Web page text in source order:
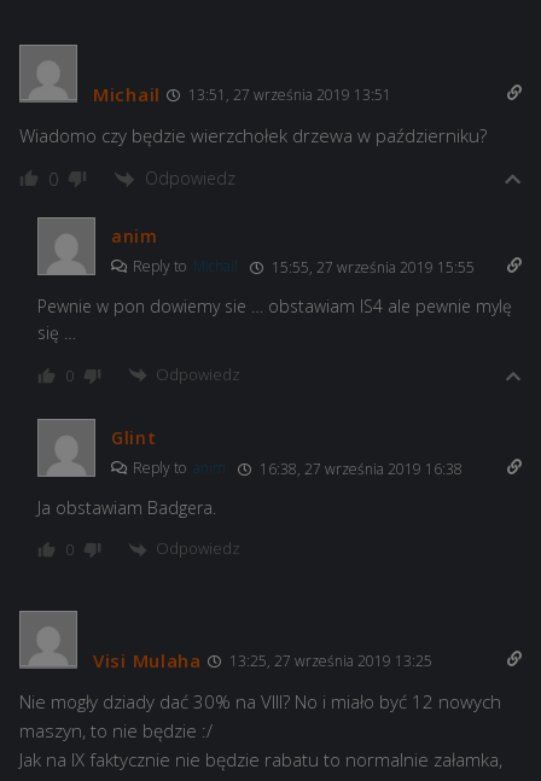
Michail 13:51, 27 września 2019 13:51
Wiadomo czy będzie wierzchołek drzewa w październiku?
0 Odpowiedz
anim
Reply to Michail 15:55, 27 września 2019 15:55
Pewnie w pon dowiemy sie … obstawiam IS4 ale pewnie mylę
się …
0 Odpowiedz
Glint
Reply to anim 16:38, 27 września 2019 16:38
Ja obstawiam Badgera.
0 Odpowiedz
Visi Mulaha 13:25, 27 września 2019 13:25
Nie mogły dziady dać 30% na VIII? No i miało być 12 nowych
maszyn, to nie będzie :/
Jak na IX faktycznie nie będzie rabatu to normalnie załamka,